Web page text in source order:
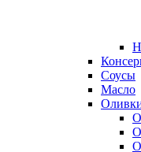
Соусы
Масло